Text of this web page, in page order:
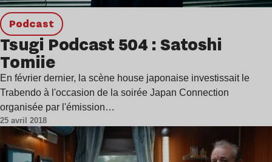
podcast
Tsugi Podcast 504 : Satoshi
Tomiie
En février dernier, la scène house japonaise investissait le
Trabendo à l'occasion de la soirée Japan Connection
organisée par l'émission…
25 avril 2018